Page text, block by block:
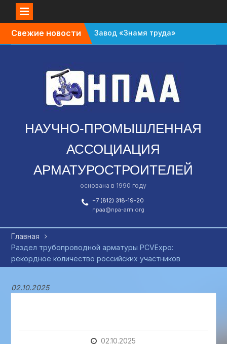
Свежие новости
Завод «Знамя труда»
планируют признать
Санкт-Петербурге
перенесли с октября
на апрель
зафиксировали спад в
промышленности
НАУЧНО-ПРОМЫШЛЕННАЯ
АССОЦИАЦИЯ
АРМАТУРОСТРОИТЕЛЕЙ
основана в 1990 году
+7 (812) 318-19-20
npaa@npa-arm.org
Главная
Раздел трубопроводной арматуры PCVExpo:
рекордное количество российских участников
02.10.2025
02.10.2025